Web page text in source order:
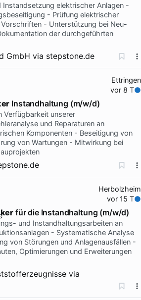
Instandsetzung elektrischer Anlagen -
- Prüfung elektrischer
- Unterstützung bei Neu-
der durchgeführten
GmbH via stepstone.de
Ettringen
vor 8 T
Instandhaltung (m/w/d)
Verfügbarkeit unserer
und Reparaturen an
Komponenten - Beseitigung von
von Wartungen - Mitwirkung bei
Herbolzheim
vor 15 T
für die Instandhaltung (m/w/d)
und Instandhaltungsarbeiten an
- Systematische Analyse
von Störungen und Anlagenausfällen -
Optimierungen und Erweiterungen
via